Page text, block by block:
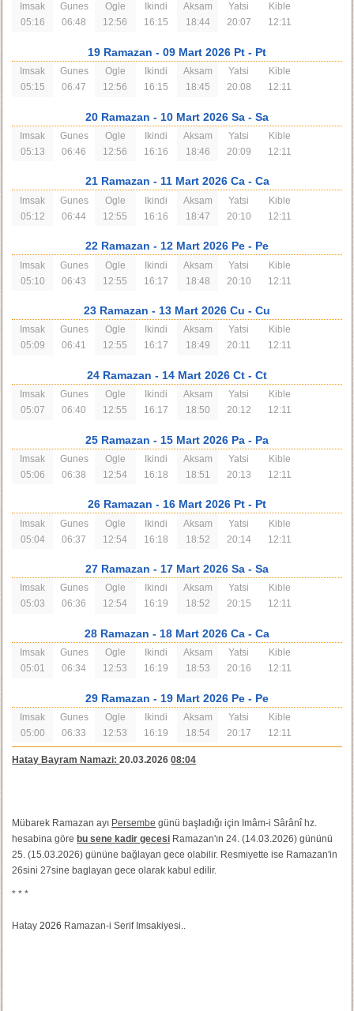
Imsak
05:16
Gunes
06:48
Ogle
12:56
Ikindi
16:15
Aksam
18:44
Yatsi
20:07
Kible
12:11
19 Ramazan - 09 Mart 2026 Pt - Pt
Imsak
05:15
Gunes
06:47
Ogle
12:56
Ikindi
16:15
Aksam
18:45
Yatsi
20:08
Kible
12:11
20 Ramazan - 10 Mart 2026 Sa - Sa
Imsak
05:13
Gunes
06:46
Ogle
12:56
Ikindi
16:16
Aksam
18:46
Yatsi
20:09
Kible
12:11
21 Ramazan - 11 Mart 2026 Ca- Ca
Imsak
05:12
Gunes
06:44
Ogle
12:55
Ikindi
16:16
Aksam
18:47
Yatsi
20:10
Kible
12:11
22 Ramazan - 12 Mart 2026 Pe - Pe
Imsak
05:10
Gunes
06:43
Ogle
12:55
Ikindi
16:17
Aksam
18:48
Yatsi
20:10
Kible
12:11
23 Ramazan - 13 Mart 2026 Cu - Cu
Imsak
05:09
Gunes
06:41
Ogle
12:55
Ikindi
16:17
Aksam
18:49
Yatsi
20:11
Kible
12:11
24 Ramazan - 14 Mart 2026 Ct - Ct
Imsak
05:07
Gunes
06:40
Ogle
12:55
Ikindi
16:17
Aksam
18:50
Yatsi
20:12
Kible
12:11
25 Ramazan - 15 Mart 2026 Pa - Pa
Imsak
05:06
Gunes
06:38
Ogle
12:54
Ikindi
16:18
Aksam
18:51
Yatsi
20:13
Kible
12:11
26 Ramazan - 16 Mart 2026 Pt - Pt
Imsak
05:04
Gunes
06:37
Ogle
12:54
Ikindi
16:18
Aksam
18:52
Yatsi
20:14
Kible
12:11
27 Ramazan - 17 Mart 2026 Sa - Sa
Imsak
05:03
Gunes
06:36
Ogle
12:54
Ikindi
16:19
Aksam
18:52
Yatsi
20:15
Kible
12:11
28 Ramazan - 18 Mart 2026 Ca - Ca
Imsak
05:01
Gunes
06:34
Ogle
12:53
Ikindi
16:19
Aksam
18:53
Yatsi
20:16
Kible
12:11
29 Ramazan - 19 Mart 2026 Pe - Pe
Imsak
05:00
Gunes
06:33
Ogle
12:53
Ikindi
16:19
Aksam
18:54
Yatsi
20:17
Kible
12:11
Hatay Bayram Namazi:20.03.202608:04
Mübarek Ramazan ayı Persembe günü başladığı için Imâm-i Sârânî hz.
hesabina göre bu sene kadir gecesi Ramazan'ın 24. (14.03.2026) gününü
25. (15.03.2026) gününe bağlayan gece olabilir. Resmiyette ise Ramazan'in
26sini 27sine baglayan gece olarak kabul edilir.
* * *
Hatay2026 Ramazan-i Serif Imsakiyesi..